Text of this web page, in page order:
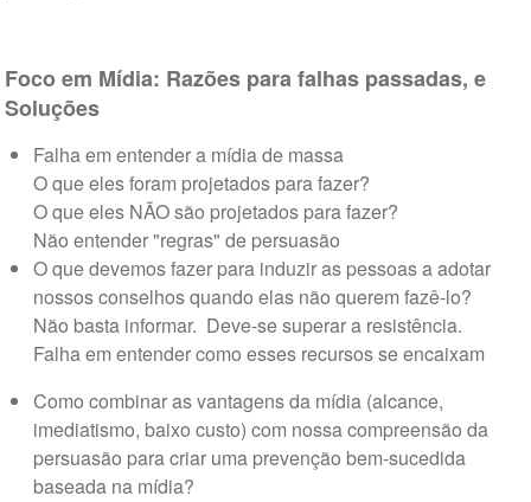
Foco em Mídia: Razões para falhas passadas, e
Soluções
Falha em entender a mídia de massa
O que eles foram projetados para fazer?
O que eles NÃO são projetados para fazer?
Não entender "regras" de persuasão
O que devemos fazer para induzir as pessoas a adotar
nossos conselhos quando elas não querem fazê-lo?
Não basta informar. Deve-se superar a resistência.
Falha em entender como esses recursos se encaixam
Como combinar as vantagens da mídia (alcance,
imediatismo, baixo custo) com nossa compreensão da
persuasão para criar uma prevenção bem-sucedida
baseada na mídia?